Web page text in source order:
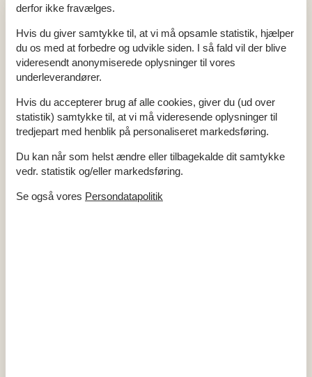
Alle faciliteter
Hus Info
Antal børn 2
Antal voksne 4
Bruser
Byggeår
1973
Grundareal 1418 m²
70 m²
WC
Afstand golfbane 1 km
derfor ikke fravælges.
Hvis du giver samtykke til, at vi må opsamle statistik, hjælper
du os med at forbedre og udvikle siden. I så fald vil der blive
videresendt anonymiserede oplysninger til vores
underleverandører.
Hvis du accepterer brug af alle cookies, giver du (ud over
statistik) samtykke til, at vi må videresende oplysninger til
tredjepart med henblik på personaliseret markedsføring.
Du kan når som helst ændre eller tilbagekalde dit samtykke
vedr. statistik og/eller markedsføring.
Se også vores Persondatapolitik